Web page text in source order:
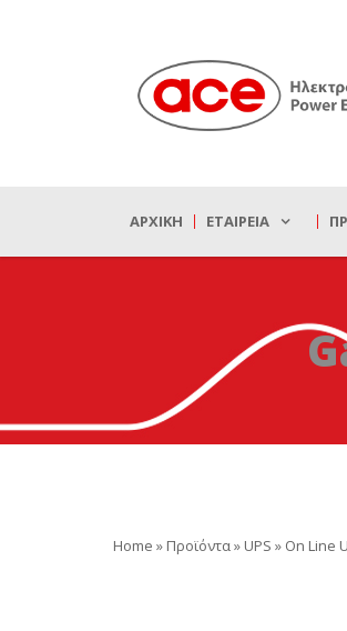
ΑΡΧΙΚΉ ΕΤΑΙΡΕΊΑ
Home » Προϊόντα» UPS » On Line